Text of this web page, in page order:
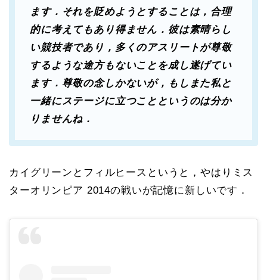
ます．それを貶めようとすることは，合理
的に考えてもあり得ません．彼は素晴らし
い競技者であり，多くのアスリートが尊敬
するような途方もないことを成し遂げてい
ます．尊敬の念しかないが，もしまた私と
一緒にステージに立つことというのは分か
りませんね．
カイグリーンとフィルヒースというと，やはりミス
ターオリンピア 2014の戦いが記憶に新しいです．